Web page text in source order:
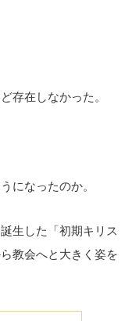
存在しなかった。
になったのか。
生した「初期キリス
教会へと大きく姿を